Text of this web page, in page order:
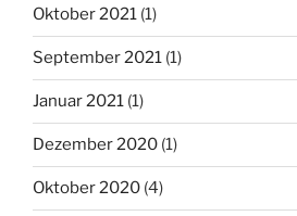
Oktober 2021 (1)
September 2021 (1)
Januar 2021 (1)
Dezember 2020 (1)
Oktober 2020 (4)